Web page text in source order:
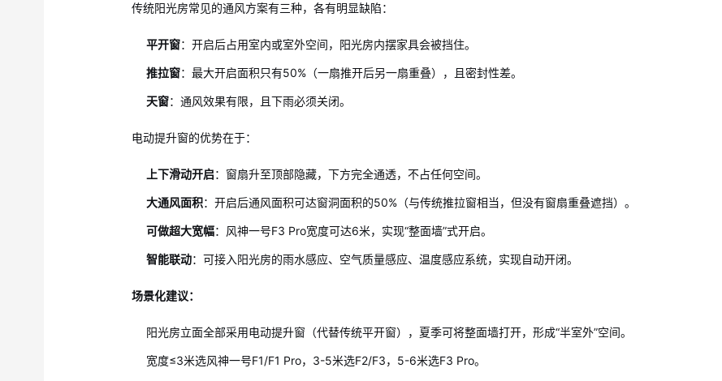
传统阳光房常见的通风方案有三种，各有明显缺陷：
平开窗：开启后占用室内或室外空间，阳光房内摆家具会被挡住。
推拉窗：最大开启面积只有50%（一扇推开后另一扇重叠），且密封性差。
天窗：通风效果有限，且下雨必须关闭。
电动提升窗的优势在于：
上下滑动开启：窗扇升至顶部隐藏，下方完全通透，不占任何空间。
大通风面积：开启后通风面积可达窗洞面积的50%（与传统推拉窗相当，但没有窗扇重叠遮挡）。
可做超大宽幅：风神一号F3 Pro宽度可达6米，实现“整面墙”式开启。
智能联动：可接入阳光房的雨水感应、空气质量感应、温度感应系统，实现自动开闭。
场景化建议：
阳光房立面全部采用电动提升窗（代替传统平开窗），夏季可将整面墙打开，形成“半室外”空间。
宽度≤3米选风神一号F1/F1 Pro，3-5米选F2/F3，5-6米选F3 Pro。